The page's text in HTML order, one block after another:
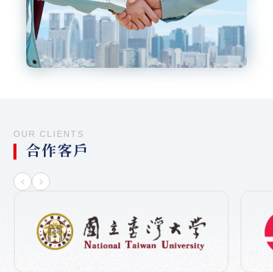
OUR CLIENTS
合作客戶